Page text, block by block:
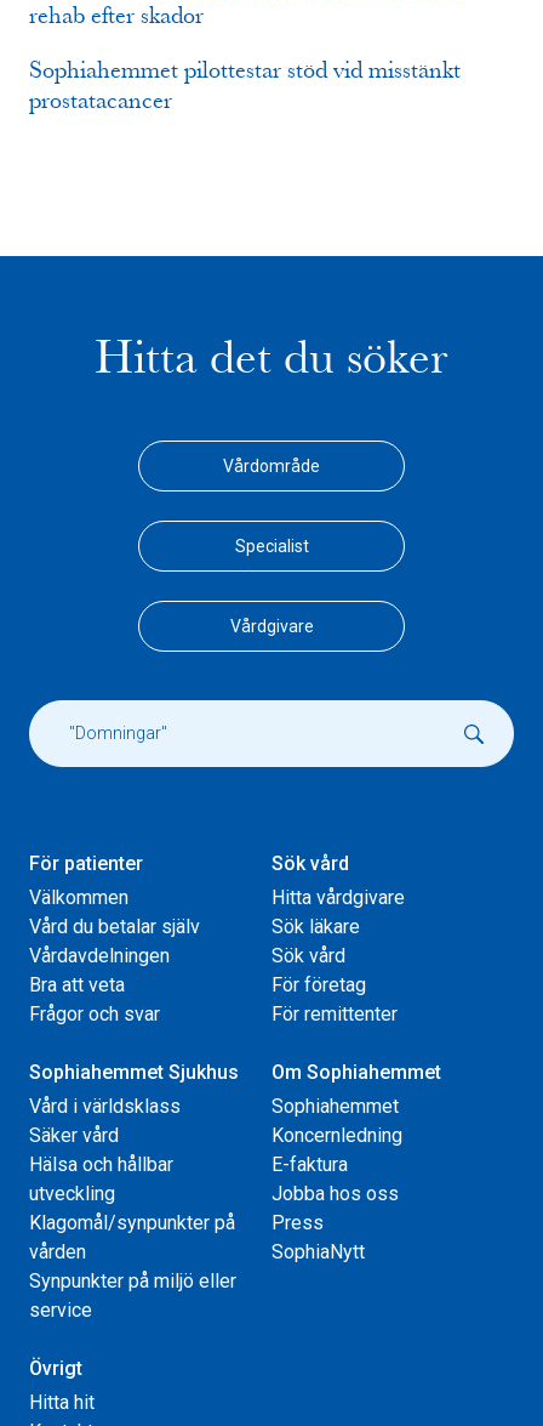
rehab efter skador
Sophiahemmet pilottestar stöd vid misstänkt
prostatacancer
Hitta det du söker
Vårdområde
Specialist
Vårdgivare
För patienter
Välkommen
Vård du betalar själv
Vårdavdelningen
Bra att veta
Frågor och svar
Sök vård
Hitta vårdgivare
Sök läkare
Sök vård
För företag
För remittenter
Sophiahemmet Sjukhus
Vård i världsklass
Säker vård
Hälsa och hållbar
utveckling
Klagomål/synpunkter på
vården
Synpunkter på miljö eller
service
Om Sophiahemmet
Sophiahemmet
Koncernledning
E-faktura
Jobba hos oss
Press
SophiaNytt
Övrigt
Hitta hit